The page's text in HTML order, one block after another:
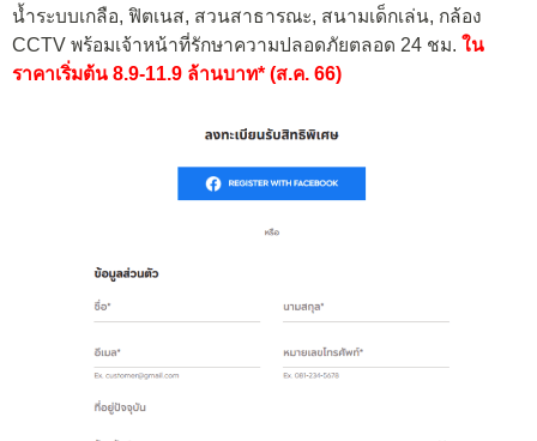
น้ำระบบเกลือ, ฟิตเนส, สวนสาธารณะ, สนามเด็กเล่น, กล้อง
CCTV พร้อมเจ้าหน้าที่รักษาความปลอดภัยตลอด 24 ชม. ใน
ราคาเริ่มต้น 8.9-11.9 ล้านบาท* (ส.ค. 66)